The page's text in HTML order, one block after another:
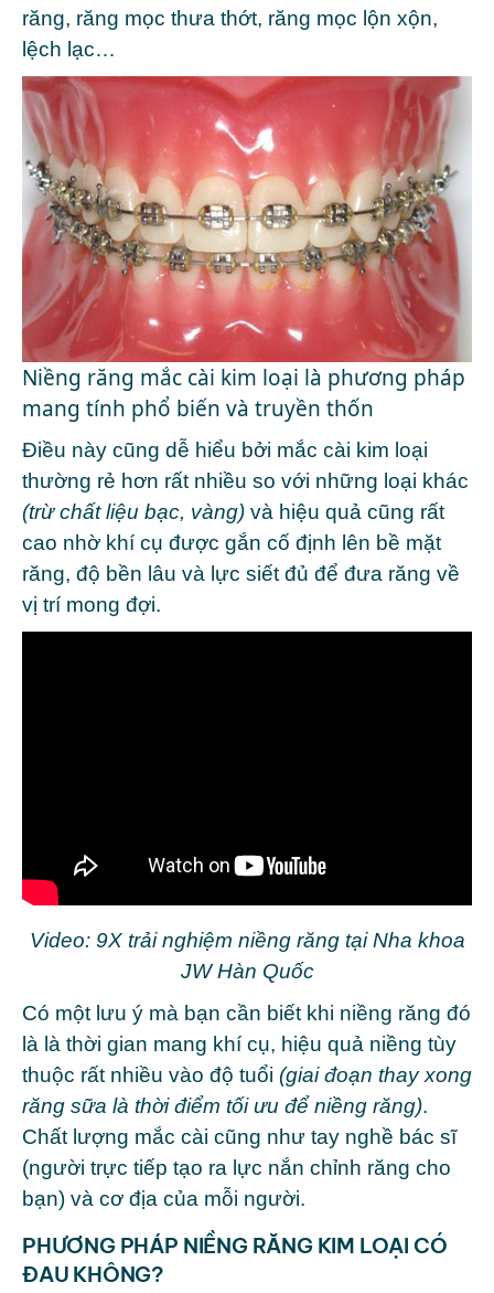
răng, răng mọc thưa thớt, răng mọc lộn xộn,
lệch lạc…
Niềng răng mắc cài kim loại là phương pháp
mang tính phổ biến và truyền thốn
Điều này cũng dễ hiểu bởi mắc cài kim loại
thường rẻ hơn rất nhiều so với những loại khác
(trừ chất liệu bạc, vàng) và hiệu quả cũng rất
cao nhờ khí cụ được gắn cố định lên bề mặt
răng, độ bền lâu và lực siết đủ để đưa răng về
vị trí mong đợi.
Video: 9X trải nghiệm niềng răng tại Nha khoa
JW Hàn Quốc
Có một lưu ý mà bạn cần biết khi niềng răng đó
là là thời gian mang khí cụ, hiệu quả niềng tùy
thuộc rất nhiều vào độ tuổi (giai đoạn thay xong
răng sữa là thời điểm tối ưu để niềng răng).
Chất lượng mắc cài cũng như tay nghề bác sĩ
(người trực tiếp tạo ra lực nắn chỉnh răng cho
bạn) và cơ địa của mỗi người.
PHƯƠNG PHÁP NIỀNG RĂNG KIM LOẠI CÓ
ĐAU KHÔNG?